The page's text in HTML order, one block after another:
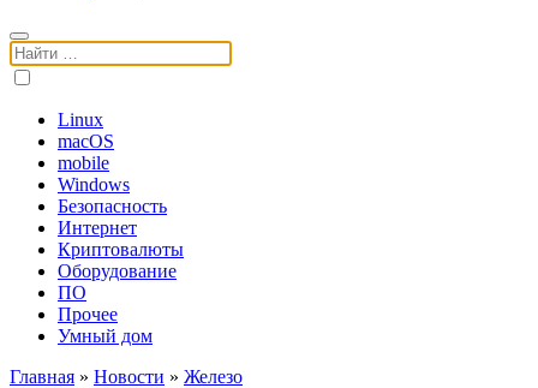
Поиск:
Linux
macOS
mobile
Windows
Безопасность
Интернет
Криптовалюты
Оборудование
ПО
Прочее
Умный дом
Главная » Новости » Железо